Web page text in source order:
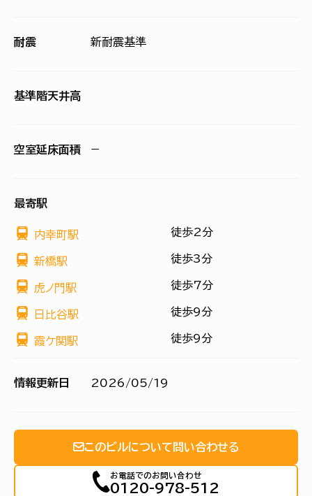
耐震 新耐震基準
基準階天井高
空室延床面積 −
最寄駅
内幸町駅 徒歩2分
新橋駅 徒歩3分
虎ノ門駅 徒歩7分
日比谷駅 徒歩9分
霞ケ関駅 徒歩9分
情報更新日 2026/05/19
このビルについて問い合わせる
お電話でのお問い合わせ
0120-978-512